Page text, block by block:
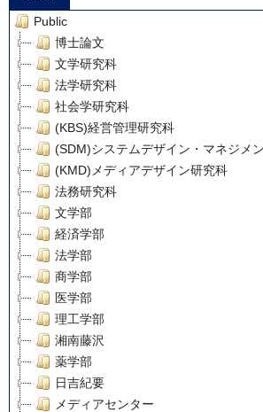
Public
博士論文
文学研究科
法学研究科
社会学研究科
(KBS)経営管理研究科
(SDM)システムデザイン・マネジメ
(KMD)メディアデザイン研究科
法務研究科
文学部
経済学部
法学部
商学部
医学部
理工学部
湘南藤沢
薬学部
日吉紀要
メディアセンター